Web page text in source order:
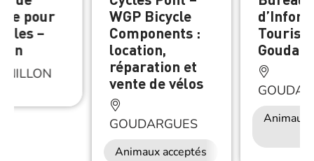
pour
–
WGP Bicycle
Components :
location,
réparation et
vente de vélos
GOUDARGUES
Animaux acceptés
Animaux